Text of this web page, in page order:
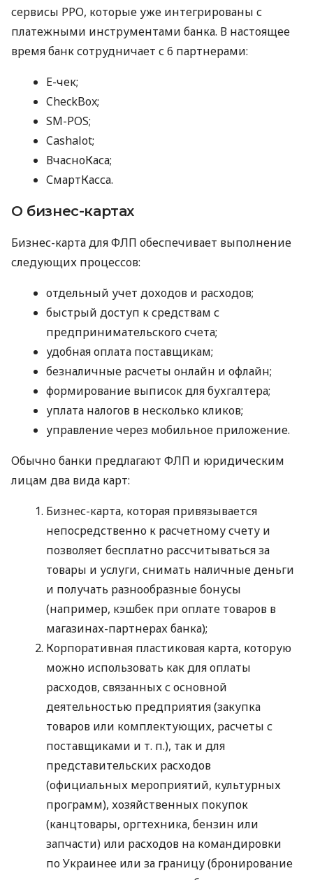
сервисы РРО, которые уже интегрированы с
платежными инструментами банка. В настоящее
время банк сотрудничает с 6 партнерами:
E-чек;
CheckBox;
SM-POS;
Cashalot;
ВчасноКаса;
СмартКасса.
О бизнес-картах
Бизнес-карта для ФЛП обеспечивает выполнение
следующих процессов:
отдельный учет доходов и расходов;
быстрый доступ к средствам с
предпринимательского счета;
удобная оплата поставщикам;
безналичные расчеты онлайн и офлайн;
формирование выписок для бухгалтера;
уплата налогов в несколько кликов;
управление через мобильное приложение.
Обычно банки предлагают ФЛП и юридическим
лицам два вида карт:
Бизнес-карта, которая привязывается
непосредственно к расчетному счету и
позволяет бесплатно рассчитываться за
товары и услуги, снимать наличные деньги
и получать разнообразные бонусы
(например, кэшбек при оплате товаров в
магазинах-партнерах банка);
Корпоративная пластиковая карта, которую
можно использовать как для оплаты
расходов, связанных с основной
деятельностью предприятия (закупка
товаров или комплектующих, расчеты с
поставщиками и т. п.), так и для
представительских расходов
(официальных мероприятий, культурных
программ), хозяйственных покупок
(канцтовары, оргтехника, бензин или
запчасти) или расходов на командировки
по Украинее или за границу (бронирование